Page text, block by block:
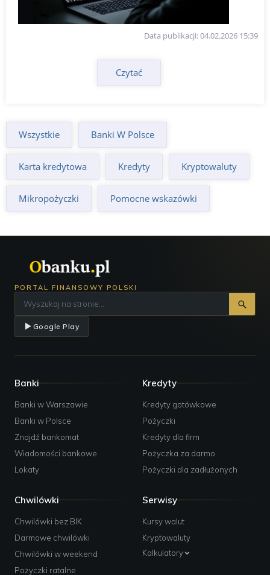
Data publikacji: 04.02.2026 15:39
Czytać
Wszystkie Banki W Polsce
Karta kredytowa Kredyty Kryptowaluty
Mikropożyczki Pomocne wskazówki
PORTAL FINANSOWY POLSKI
Google Play
Banki
Banki w Warszawie
Banki w Polsce
Znajdź bankomat
Wiadomości bankowe
Lokaty
Kredyty
Kredyty gotówkowe
Pożyczki
Kredyty dla firm
Pożyczka za darmo
Pożyczki dla zadłużonych
Chwilówki
Chwilówki bez BIK
Darmowe chwilówki
Chwilówki w weekend
Pożyczki ratalne
Serwisy
Kursy walut
Kryptowaluty
Kalkulatory